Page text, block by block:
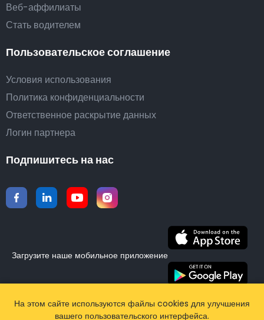
Веб-аффилиаты
Стать водителем
Пользовательское соглашение
Условия использования
Политика конфиденциальности
Ответственное раскрытие данных
Логин партнера
Подпишитесь на нас
Загрузите наше мобильное приложение
©2015-2026 Airporttaxis.com.Все права защищены |
На этом сайте используются файлы cookies для улучшения
вашего пользовательского интерфейса.